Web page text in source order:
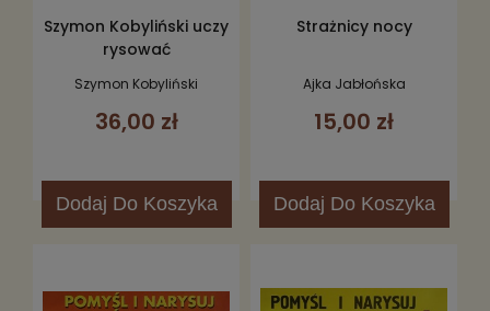
Szymon Kobyliński uczy
rysować
Szymon Kobyliński
36,00 zł
Dodaj Do Koszyka
Strażnicy nocy
Ajka Jabłońska
15,00 zł
Dodaj Do Koszyka